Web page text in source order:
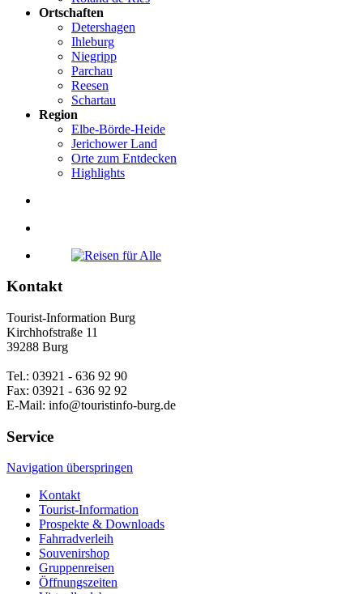
Ortschaften
Detershagen
Ihleburg
Niegripp
Parchau
Reesen
Schartau
Region
Elbe-Börde-Heide
Jerichower Land
Orte zum Entdecken
Highlights
Kontakt
Tourist-Information Burg
Kirchhofstraße 11
39288 Burg
Tel.: 03921 - 636 92 90
Fax: 03921 - 636 92 92
E-Mail: info@touristinfo-burg.de
Service
Navigation überspringen
Kontakt
Tourist-Information
Prospekte & Downloads
Fahrradverleih
Souvenirshop
Gruppenreisen
Öffnungszeiten